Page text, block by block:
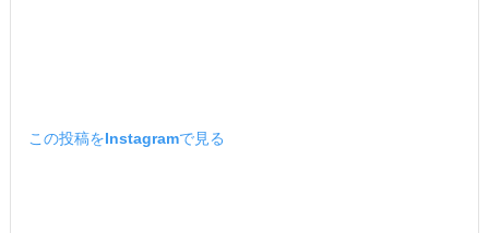
この投稿をInstagramで見る